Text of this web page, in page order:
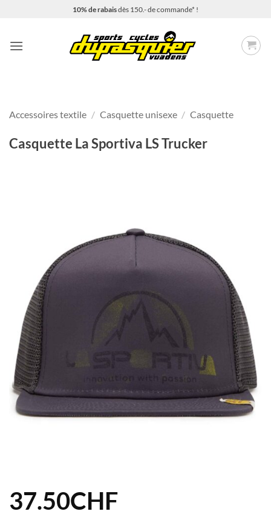
10% de rabaisdès 150.- de commande* !
Accessoires textile / Casquette unisexe / Casquette
Casquette La Sportiva LS Trucker
37.50CHF